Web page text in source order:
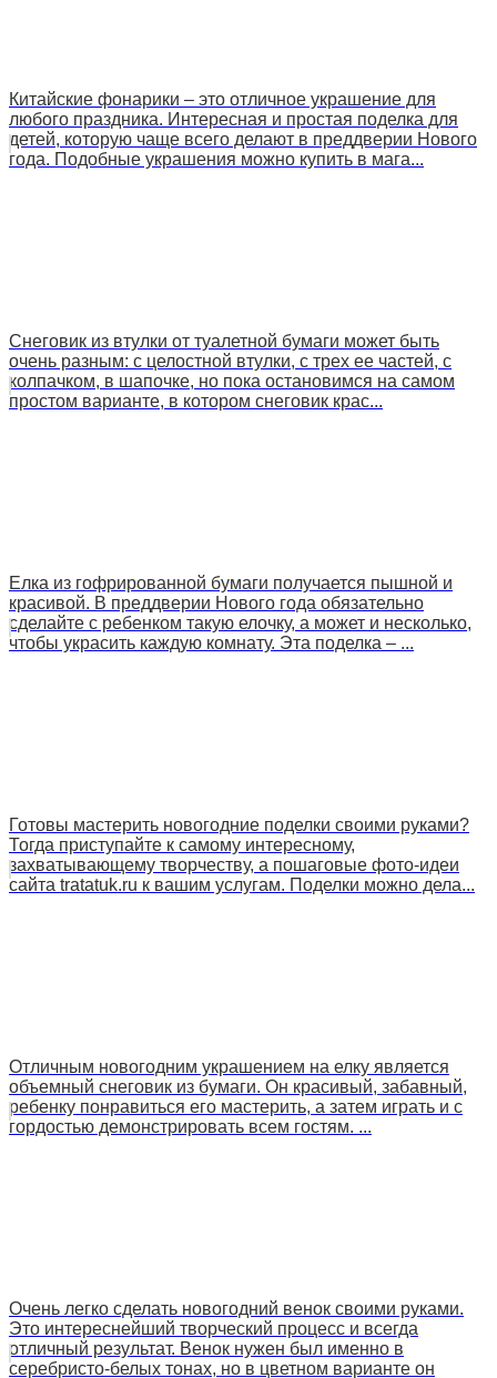
Китайские фонарики – это отличное украшение для
любого праздника. Интересная и простая поделка для
детей, которую чаще всего делают в преддверии Нового
года. Подобные украшения можно купить в мага...
Снеговик из втулки от туалетной бумаги может быть
очень разным: с целостной втулки, с трех ее частей, с
колпачком, в шапочке, но пока остановимся на самом
простом варианте, в котором снеговик крас...
Елка из гофрированной бумаги получается пышной и
красивой. В преддверии Нового года обязательно
сделайте с ребенком такую елочку, а может и несколько,
чтобы украсить каждую комнату. Эта поделка – ...
Готовы мастерить новогодние поделки своими руками?
Тогда приступайте к самому интересному,
захватывающему творчеству, а пошаговые фото-идеи
сайта tratatuk.ru к вашим услугам. Поделки можно дела...
Отличным новогодним украшением на елку является
объемный снеговик из бумаги. Он красивый, забавный,
ребенку понравиться его мастерить, а затем играть и с
гордостью демонстрировать всем гостям. ...
Очень легко сделать новогодний венок своими руками.
Это интереснейший творческий процесс и всегда
отличный результат. Венок нужен был именно в
серебристо-белых тонах, но в цветном варианте он